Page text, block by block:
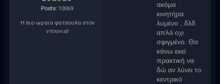
Posts: 10069
Η πιο ωραια φατσουλα στον
ντουνια!
ακόμα
κινητήρα
λυμένο , δλδ
απλά οχι
σφιγμένο. Θα
κάνω εκεί
πρακτική να
δώ αν λύνει το
κεντρικό